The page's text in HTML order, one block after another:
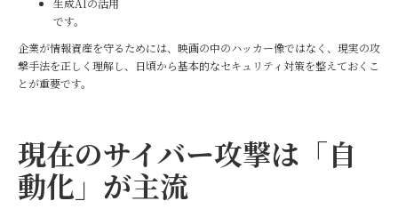
生成AIの活用
です。
企業が情報資産を守るためには、映画の中のハッカー像ではなく、現実の攻
撃手法を正しく理解し、日頃から基本的なセキュリティ対策を整えておくこ
とが重要です。
現在のサイバー攻撃は「自
動化」が主流